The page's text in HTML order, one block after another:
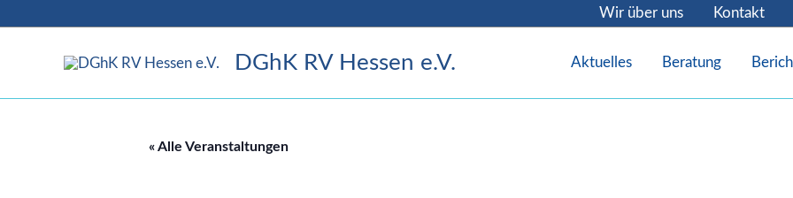
Wir über uns Kontakt
DGhK RV Hessen e.V. Aktuelles Beratung
« Alle Veranstaltungen